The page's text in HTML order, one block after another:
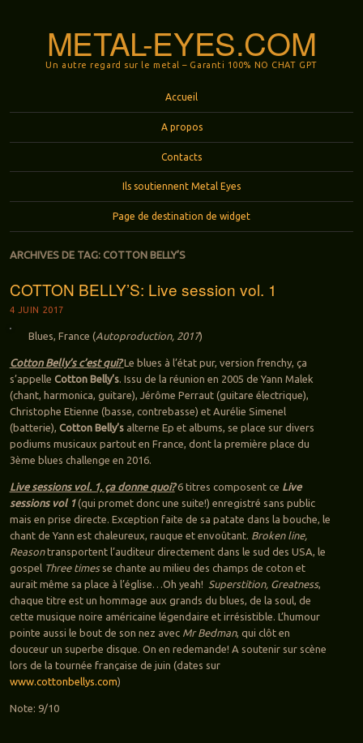
METAL-EYES.COM
Un autre regard sur le metal – Garanti 100% NO CHAT GPT
Accueil
A propos
Contacts
Ils soutiennent Metal Eyes
Page de destination de widget
ARCHIVES DE TAG: COTTON BELLY’S
COTTON BELLY’S: Live session vol. 1
4 JUIN 2017
Blues, France (Autoproduction, 2017)
Cotton Belly’s c’est qui? Le blues à l’état pur, version frenchy, ça
s’appelle Cotton Belly’s. Issu de la réunion en 2005 de Yann Malek
(chant, harmonica, guitare), Jérôme Perraut (guitare électrique),
Christophe Etienne (basse, contrebasse) et Aurélie Simenel
(batterie), Cotton Belly’salterne Ep et albums, se place sur divers
podiums musicaux partout en France, dont la première place du
3ème blues challenge en 2016.
Live sessions vol. 1, ça donne quoi?6 titres composent ce Live
sessions vol 1(qui promet donc une suite!) enregistré sans public
mais en prise directe. Exception faite de sa patate dans la bouche, le
chant de Yann est chaleureux, rauque et envoûtant. Broken line,
Reasontransportent l’auditeur directement dans le sud des USA, le
gospel Three timesse chante au milieu des champs de coton et
aurait même sa place à l’église…Oh yeah! Superstition, Greatness,
chaque titre est un hommage aux grands du blues, de la soul, de
cette musique noire américaine légendaire et irrésistible. L’humour
pointe aussi le bout de son nez avec Mr Bedman, qui clôt en
douceur un superbe disque. On en redemande! A soutenir sur scène
lors de la tournée française de juin (dates sur
www.cottonbellys.com)
Note: 9/10